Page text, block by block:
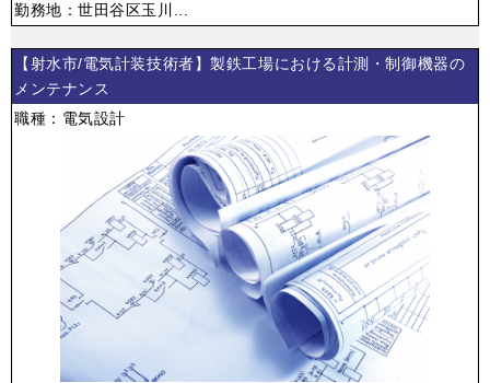
勤務地：世田谷区玉川...
【射水市/電気計装技術者】製鉄工場における計測・制御機器の
メンテナンス
職種：電気設計